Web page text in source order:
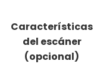
Características
del escáner
(opcional)